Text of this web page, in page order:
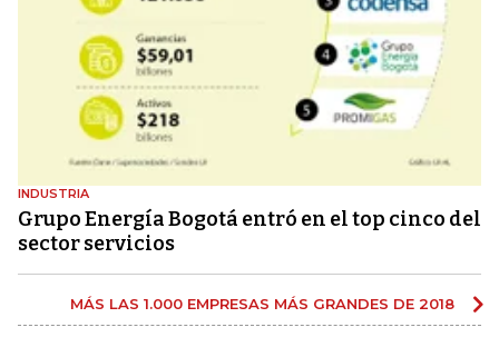
INDUSTRIA
Grupo Energía Bogotá entró en el top cinco del
sector servicios
MÁS LAS 1.000 EMPRESAS MÁS GRANDES DE 2018